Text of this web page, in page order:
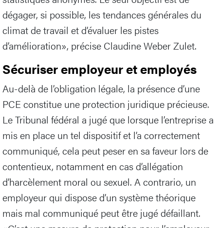
dégager, si possible, les tendances générales du
climat de travail et d’évaluer les pistes
d’amélioration», précise Claudine Weber Zulet.
Sécuriser employeur et employés
Au-delà de l’obligation légale, la présence d’une
PCE constitue une protection juridique précieuse.
Le Tribunal fédéral a jugé que lorsque l’entreprise a
mis en place un tel dispositif et l’a correctement
communiqué, cela peut peser en sa faveur lors de
contentieux, notamment en cas d’allégation
d’harcèlement moral ou sexuel. A contrario, un
employeur qui dispose d’un système théorique
mais mal communiqué peut être jugé défaillant.